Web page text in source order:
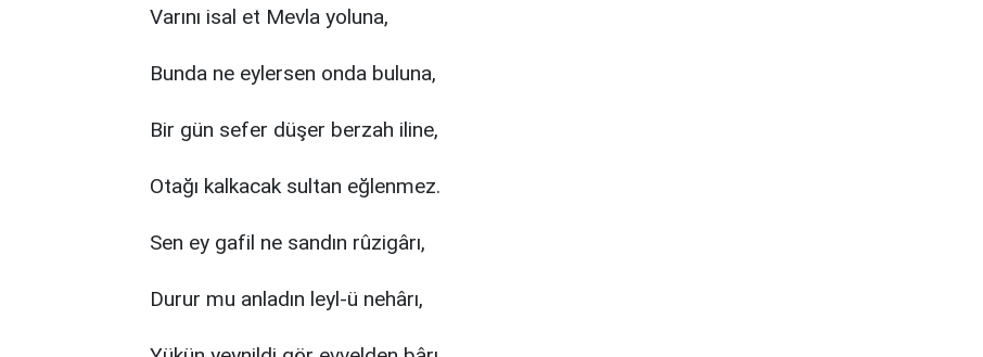
Varını isal et Mevla yoluna,
Bunda ne eylersen onda buluna,
Bir gün sefer düşer berzah iline,
Otağı kalkacak sultan eğlenmez.
Sen ey gafil ne sandın rûzigârı,
Durur mu anladın leyl-ü nehârı,